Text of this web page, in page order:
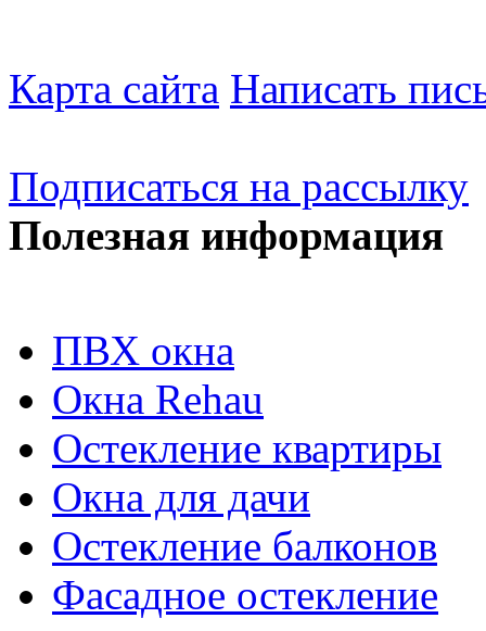
Карта сайта Написать
Подписаться на рассылку
Полезная информация
ПВХ окна
Окна Rehau
Остекление квартиры
Окна для дачи
Остекление балконов
Фасадное остекление